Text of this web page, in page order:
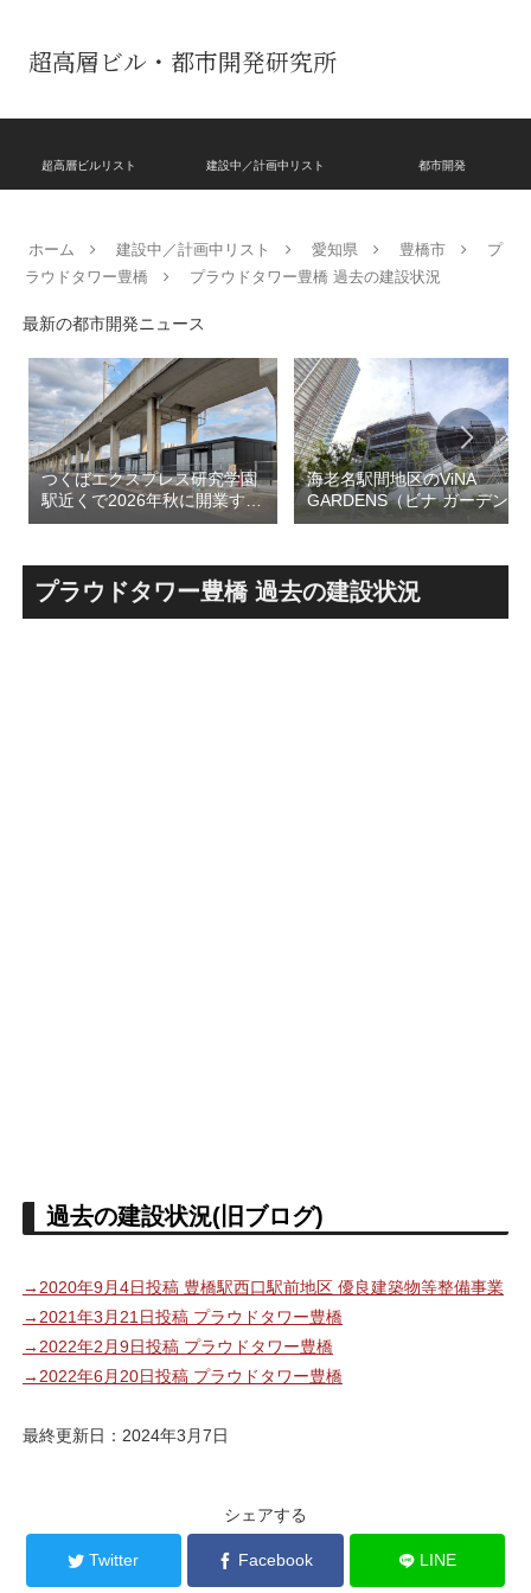
超高層ビル・都市開発研究所
超高層ビルリスト 建設中／計画中リスト 都市開発
ホーム 建設中／計画中リスト 愛知県 豊橋市
プ
ラウドタワー豊橋
プラウドタワー豊橋 過去の建設状況
最新の都市開発ニュース
つくばエクスプレス研究学園
駅近くで2026年秋に開業する
高架下商業施設「寿横
跡地の開発計画や商業ビル建
設進行などにより駅前商業地
が形成へ！！
海老名駅間地区のViNA
GARDENS（ビナ ガーデン
ズ）で建設中の「（仮称）フ
テル温浴棟」2026年夏時点建
設状況！！天然温泉のほか子
育て・ペット関連の複合施設
プラウドタワー豊橋 過去の建設状況
過去の建設状況(旧ブログ)
→2020年9月4日投稿 豊橋駅西口駅前地区 優良建築物等整備事業
→2021年3月21日投稿 プラウドタワー豊橋
→2022年2月9日投稿 プラウドタワー豊橋
→2022年6月20日投稿 プラウドタワー豊橋
最終更新日：2024年3月7日
シェアする
Twitter Facebook LINE